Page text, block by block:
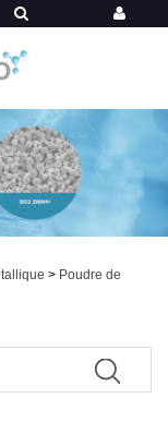
> Poudre de